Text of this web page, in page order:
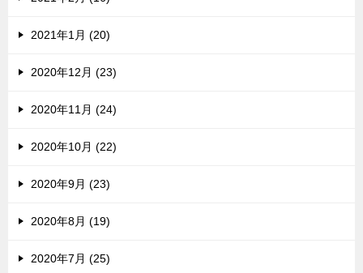
2021年1月 (20)
2020年12月 (23)
2020年11月 (24)
2020年10月 (22)
2020年9月 (23)
2020年8月 (19)
2020年7月 (25)